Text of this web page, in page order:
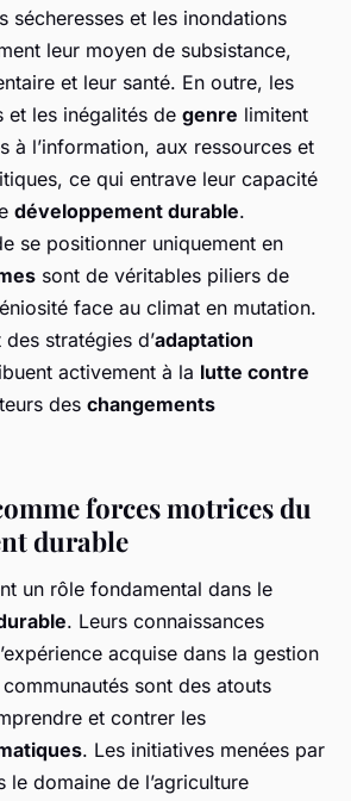
sécheresses et les inondations
leur moyen de subsistance,
et leur santé. En outre, les
et les inégalités de genre limitent
à l’information, aux ressources et
ce qui entrave leur capacité
développement durable.
se positionner uniquement en
sont de véritables piliers de
face au climat en mutation.
stratégies d’adaptation
activement à la lutte contre
des changements
forces motrices du
durable
un rôle fondamental dans le
. Leurs connaissances
acquise dans la gestion
sont des atouts
et contrer les
. Les initiatives menées par
le domaine de l’agriculture